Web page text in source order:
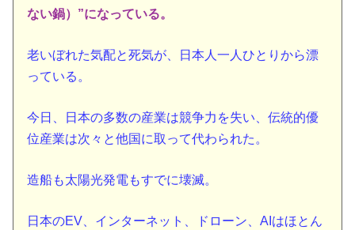
ない鍋）”になっている。
老いぼれた気配と死気が、日本人一人ひとりから漂
っている。
今日、日本の多数の産業は競争力を失い、伝統的優
位産業は次々と他国に取って代わられた。
造船も太陽光発電もすでに壊滅。
日本のEV、インターネット、ドローン、AIはほとん